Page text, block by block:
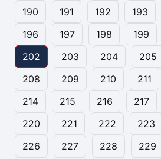
190
191 192 193
196
197 198 199
202
203 204 205
208
209 210 211
214
215 216 217
220
221 222 223
226
227 228 229